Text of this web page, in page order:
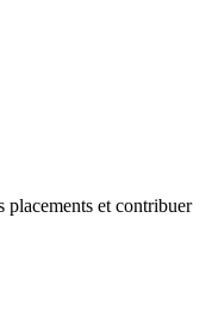
placements et contribuer